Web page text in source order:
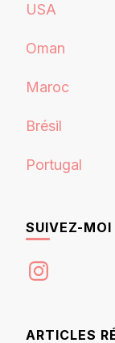
USA
Oman
Maroc
Brésil
Portugal
SUIVEZ-MOI
Instagram
ARTICLES